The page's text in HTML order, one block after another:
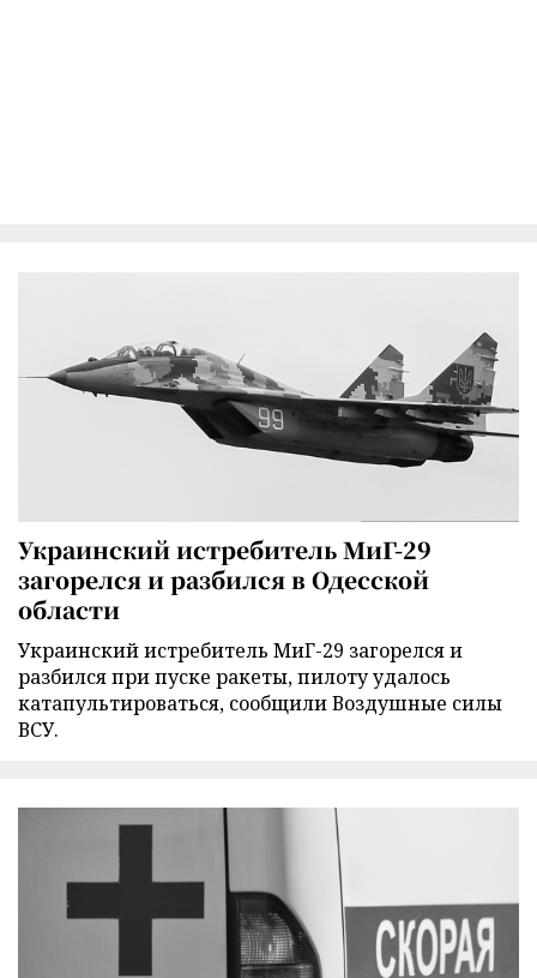
Украинский истребитель МиГ-29
загорелся и разбился в Одесской
области
Украинский истребитель МиГ-29 загорелся и
разбился при пуске ракеты, пилоту удалось
катапультироваться, сообщили Воздушные силы
ВСУ.